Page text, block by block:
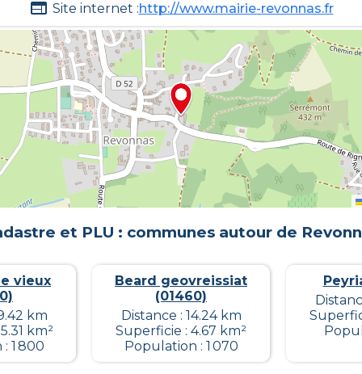
Site internet :http://www.mairie-revonnas.fr
et PLU : communes autour de
vieux
km
km²
1 800
Beard geovreissiat
(01460)
Distance : 14.24 km
Superficie : 4.67 km²
Population : 1 070